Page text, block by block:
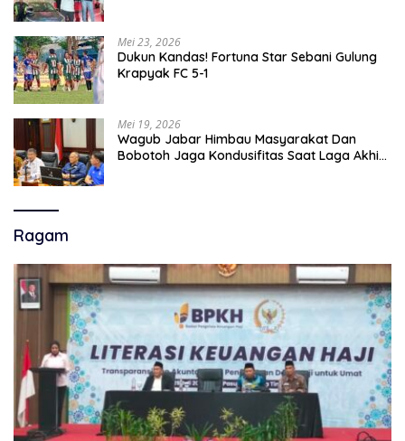
Mei 23, 2026
Dukun Kandas! Fortuna Star Sebani Gulung
Krapyak FC 5-1
Mei 19, 2026
Wagub Jabar Himbau Masyarakat Dan
Bobotoh Jaga Kondusifitas Saat Laga Akhir
Ragam